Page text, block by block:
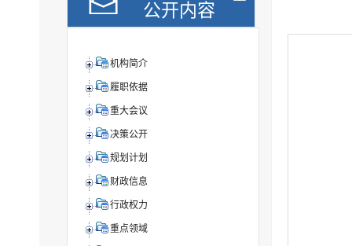
公开内容
机构简介
履职依据
重大会议
决策公开
规划计划
财政信息
行政权力
重点领域